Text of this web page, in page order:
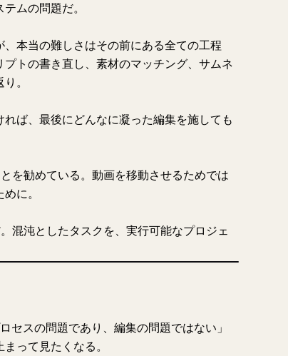
ムの問題だ。
本当の難しさはその前にある全ての工程
トの書き直し、素材のマッチング、サムネ
。
ば、最後にどんなに凝った編集を施しても
を勧めている。動画を移動させるためでは
に。
混沌としたタスクを、実行可能なプロジェ
セスの問題であり、編集の問題ではない」
って見たくなる。